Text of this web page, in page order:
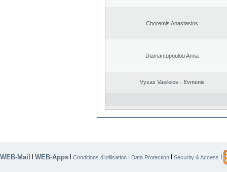
Choremis Anastasios
Diamantopoulou Anna
Vyzas Vasileios - Evmenis
WEB-Mail | WEB-Apps | Conditions d’utilisation | Data Protection | Security & Access |